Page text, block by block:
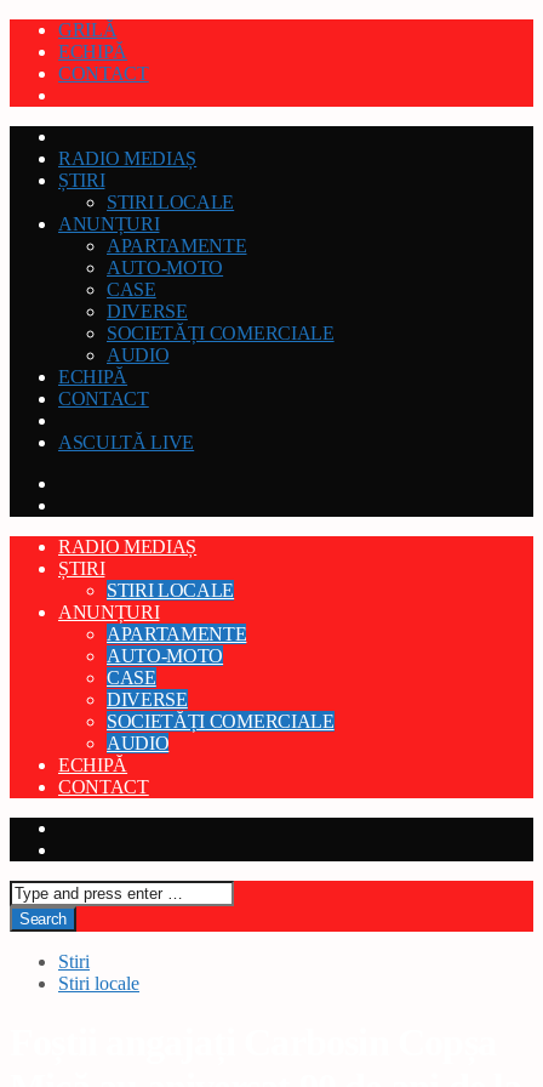
GRILĂ
ECHIPĂ
CONTACT
RADIO MEDIAȘ
ȘTIRI
STIRI LOCALE
ANUNȚURI
APARTAMENTE
AUTO-MOTO
CASE
DIVERSE
SOCIETĂȚI COMERCIALE
AUDIO
ECHIPĂ
CONTACT
ASCULTĂ LIVE
RADIO MEDIAȘ
ȘTIRI
STIRI LOCALE
ANUNȚURI
APARTAMENTE
AUTO-MOTO
CASE
DIVERSE
SOCIETĂȚI COMERCIALE
AUDIO
ECHIPĂ
CONTACT
Stiri
Stiri locale